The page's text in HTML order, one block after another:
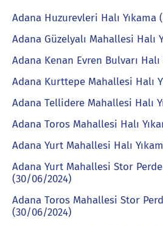
Adana Huzurevleri Halı Yıkama
Adana Güzelyalı Mahallesi Halı
Adana Kenan Evren Bulvarı
Adana Kurttepe Mahallesi Halı
Adana Tellidere Mahallesi Halı
Adana Toros Mahallesi Halı
Adana Yurt Mahallesi Halı
Adana Yurt Mahallesi Stor Perde
(30/06/2024)
Adana Toros Mahallesi Stor
(30/06/2024)